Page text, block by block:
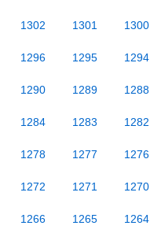
1302 1301 1300
1296 1295 1294
1290 1289 1288
1284 1283 1282
1278 1277 1276
1272 1271 1270
1266 1265 1264